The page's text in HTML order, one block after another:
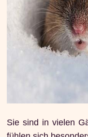
Sie sind in vielen